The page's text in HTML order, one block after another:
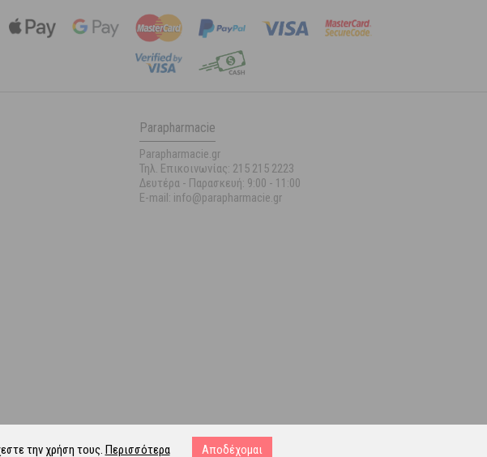
την χρήση τους. Περισσότερα Αποδέχομαι
Parapharmacie
Parapharmacie.gr
Τηλ. Επικοινωνίας: 215 215 2223
Δευτέρα - Παρασκευή: 9:00 - 11:00
E-mail: info@parapharmacie.gr
Development by Plushost.gr